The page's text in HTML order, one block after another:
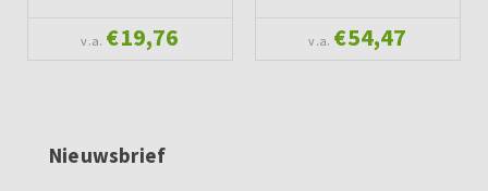
v.a. €19,76 v.a. €54,47
Nieuwsbrief